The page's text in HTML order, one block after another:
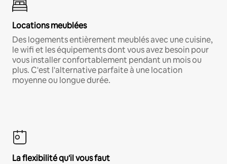
Locations meublées
Des logements entièrement meublés avec une cuisine,
le wifi et les équipements dont vous avez besoin pour
vous installer confortablement pendant un mois ou
plus. C'est l'alternative parfaite à une location
moyenne ou longue durée.
La flexibilité qu'il vous faut